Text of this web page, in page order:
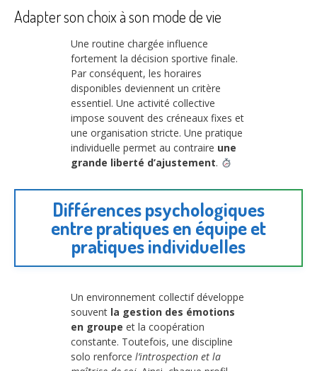
Adapter son choix à son mode de vie
Une routine chargée influence
fortement la décision sportive finale.
Par conséquent, les horaires
disponibles deviennent un critère
essentiel. Une activité collective
impose souvent des créneaux fixes et
une organisation stricte. Une pratique
individuelle permet au contraire une
grande liberté d’ajustement.
Différences psychologiques
entre pratiques en équipe et
pratiques individuelles
Un environnement collectif développe
souvent la gestion des émotions
en groupe et la coopération
constante. Toutefois, une discipline
solo renforce l’introspection et la